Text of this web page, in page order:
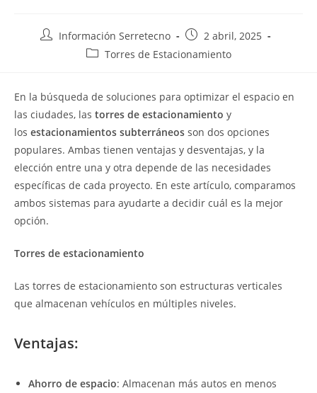
Información Serretecno
2 abril, 2025
Torres de Estacionamiento
En la búsqueda de soluciones para optimizar el espacio en
las ciudades, las torres de estacionamiento y
los estacionamientos subterráneos son dos opciones
populares. Ambas tienen ventajas y desventajas, y la
elección entre una y otra depende de las necesidades
específicas de cada proyecto. En este artículo, comparamos
ambos sistemas para ayudarte a decidir cuál es la mejor
opción.
Torres de estacionamiento
Las torres de estacionamiento son estructuras verticales
que almacenan vehículos en múltiples niveles.
Ventajas:
Ahorro de espacio: Almacenan más autos en menos